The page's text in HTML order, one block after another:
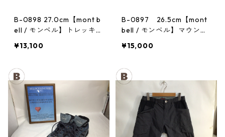
B-0898 27.0cm【mont b
ell / モンベル】トレッキン
ティトンブーツ メンズ GR
¥13,100
B-0897 26.5cm【mont
bell / モンベル】マウンテ
¥15,000